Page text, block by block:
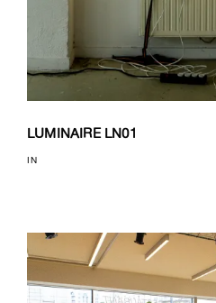
LUMINAIRE LN01
IN